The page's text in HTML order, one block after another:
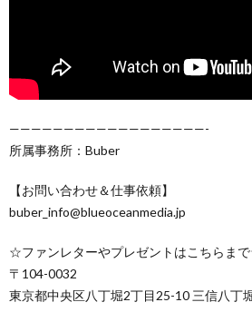
——————————————————-
所属事務所：Buber
【お問い合わせ＆仕事依頼】
buber_info@blueoceanmedia.jp
☆ファンレターやプレゼントはこちらま
〒104-0032
東京都中央区八丁堀2丁目25-10 三信八丁